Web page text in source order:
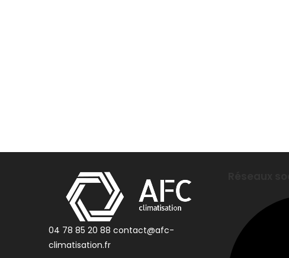
04 78 85 20 88contact@afc-
climatisation.fr